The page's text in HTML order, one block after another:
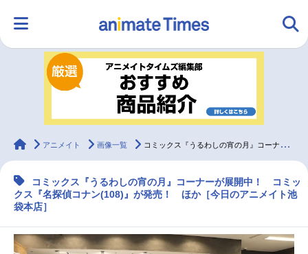
ランキング アニメ
ラジオ
マンガ・ラノベ ゲーム・アプリ 音楽 コスプレ
2.5次元 配信・Vtuber トレンド 無料マンガ
animateTimes
アニメイト 画像一覧 コミックス『うるわしの宵の月』コーナー展開中 コミックス『名探偵コナン(108)』発売［今日のアニメイト池袋本店］
コミックス『うるわしの宵の月』コーナーが展開中！ コミッ
クス『名探偵コナン(108)』が発売！ ほか［今日のアニメイト池
袋本店］